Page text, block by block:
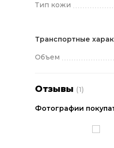
Тип кожи
Транспортные
Объем
Отзывы (1)
Фотографии